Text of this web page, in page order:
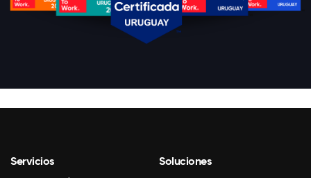
Servicios Soluciones